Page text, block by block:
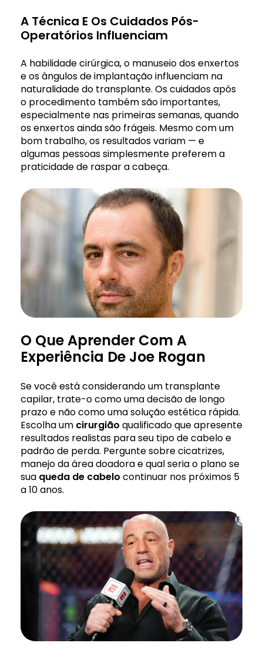
A Técnica E Os Cuidados Pós-
Operatórios Influenciam
A habilidade cirúrgica, o manuseio dos enxertos
e os ângulos de implantação influenciam na
naturalidade do transplante. Os cuidados após
o procedimento também são importantes,
especialmente nas primeiras semanas, quando
os enxertos ainda são frágeis. Mesmo com um
bom trabalho, os resultados variam — e
algumas pessoas simplesmente preferem a
praticidade de raspar a cabeça.
O Que Aprender Com A
Experiência De Joe Rogan
Se você está considerando um transplante
capilar, trate-o como uma decisão de longo
prazo e não como uma solução estética rápida.
Escolha um cirurgião qualificado que apresente
resultados realistas para seu tipo de cabelo e
padrão de perda. Pergunte sobre cicatrizes,
manejo da área doadora e qual seria o plano se
sua queda de cabelo continuar nos próximos 5
a 10 anos.